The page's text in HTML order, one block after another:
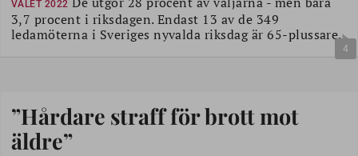
VALET 2022
3,7 procent i riksdagen. Endast 13 av de 349
ledamöterna i Sveriges nyvalda riksdag är 65-plussare.
4
”Hårdare straff för brott mot
äldre”